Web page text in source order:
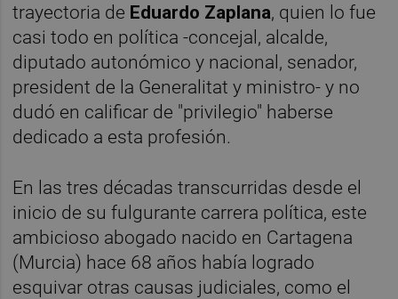
trayectoria de Eduardo Zaplana, quien lo fue
casi todo en política -concejal, alcalde,
diputado autonómico y nacional, senador,
president de la Generalitat y ministro- y no
dudó en calificar de "privilegio" haberse
dedicado a esta profesión.
En las tres décadas transcurridas desde el
inicio de su fulgurante carrera política, este
ambicioso abogado nacido en Cartagena
(Murcia) hace 68 años había logrado
esquivar otras causas judiciales, como el